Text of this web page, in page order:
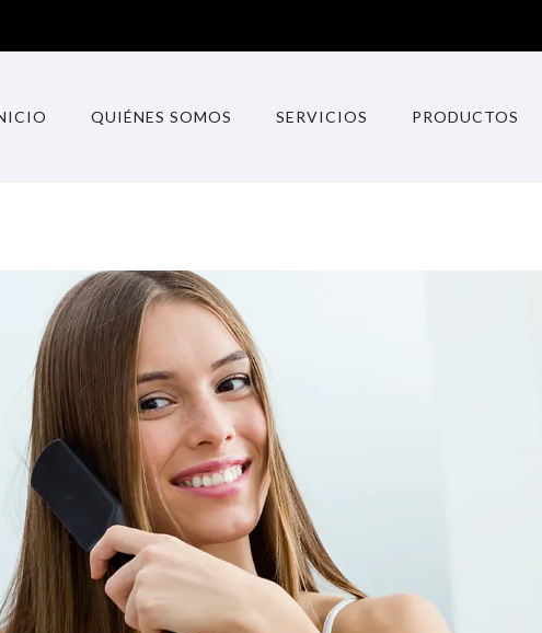
QUIÉNES SOMOS SERVICIOS PRODUCTOS